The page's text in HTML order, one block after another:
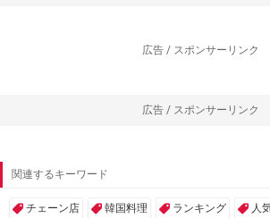
広告 / スポンサーリンク
広告 / スポンサーリンク
関連するキーワード
チェーン店 韓国料理 ランキング 人